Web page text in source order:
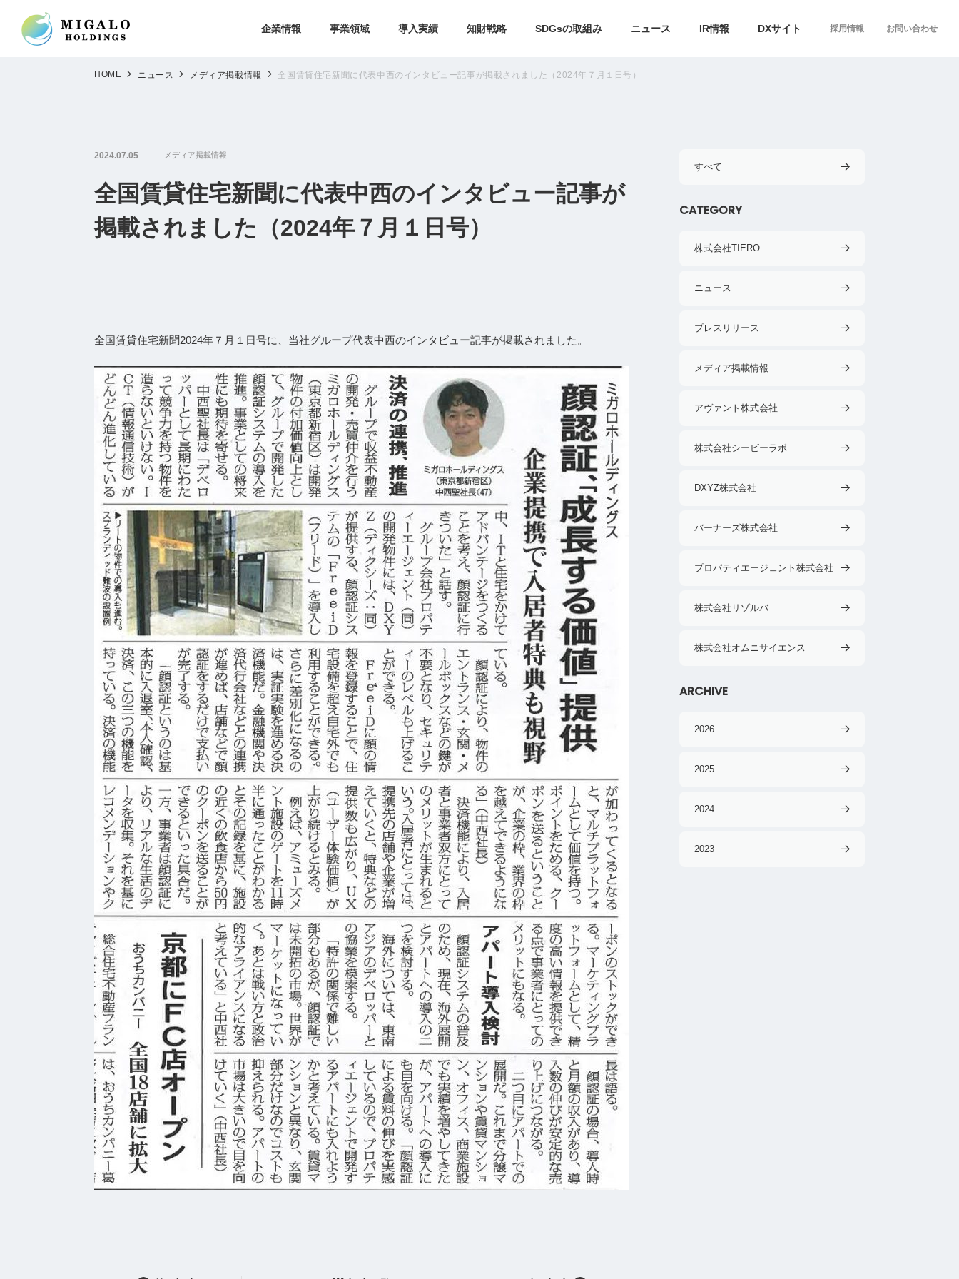
企業情報 事業領域 導入実績 知財戦略 SDGsの取組み ニュース IR情報 DXサイト 採用情報 お問い合わせ
HOME ニュース メディア掲載情報 全国賃貸住宅新聞に代表中西のインタビュー記事が掲載されました（2024年７月１日号）
2024.07.05 メディア掲載情報
全国賃貸住宅新聞に代表中西のインタビュー記事が
掲載されました（2024年７月１日号）
全国賃貸住宅新聞2024年７月１日号に、当社グループ代表中西のインタビュー記事が掲載されました。
すべて
CATEGORY
株式会社TIERO
ニュース
プレスリリース
メディア掲載情報
アヴァント株式会社
株式会社シービーラボ
DXYZ株式会社
バーナーズ株式会社
プロパティエージェント株式会社
株式会社リゾルバ
株式会社オムニサイエンス
ARCHIVE
2026
2025
2024
2023